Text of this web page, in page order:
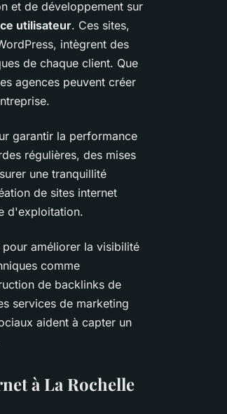
et de développement sur
utilisateur. Ces sites,
intègrent des
de chaque client. Que
agences peuvent créer
garantir la performance
régulières, des mises
une tranquillité
de sites internet
d'exploitation.
pour améliorer la visibilité
comme
de backlinks de
services de marketing
aident à capter un
à La Rochelle